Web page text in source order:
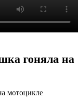
гоняла на